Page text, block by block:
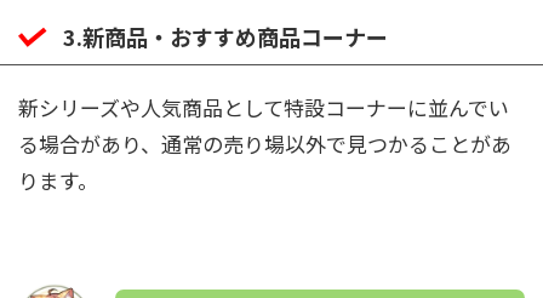
3.新商品・おすすめ商品コーナー
新シリーズや人気商品として特設コーナーに並んでい
る場合があり、通常の売り場以外で見つかることがあ
ります。